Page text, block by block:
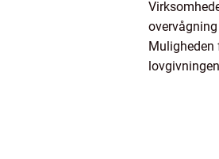
Muligheden